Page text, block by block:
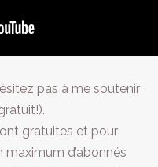
pas à me soutenir
gratuites et pour
maximum d’abonnés